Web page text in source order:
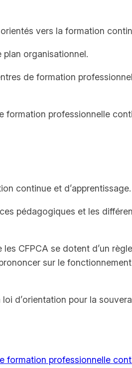
vers la formation
plan organisationnel.
de formation
professionnelle
continue et d’apprentissage.
pédagogiques et les
CFPCA se dotent d’un
sur le
d’orientation pour la
professionnelle